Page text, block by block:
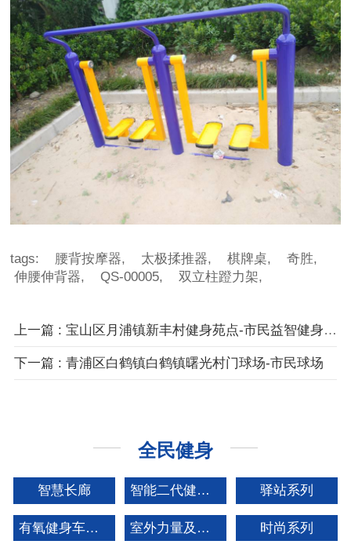
tags: 腰背按摩器, 太极揉推器, 棋牌桌,
奇胜,
伸腰伸背器,
QS-00005, 双立柱蹬力架,
上一篇 : 宝山区月浦镇新丰村健身苑点-市民益智健身苑点
下一篇 : 青浦区白鹤镇白鹤镇曙光村门球场-市民球场
全民健身
智慧长廊 智能二代健身器材 驿站系列
有氧健身车矩阵系列 室外力量及拓展系列 时尚系列